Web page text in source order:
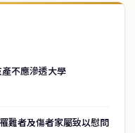
不應滲透大學
難者及傷者家屬致以慰問